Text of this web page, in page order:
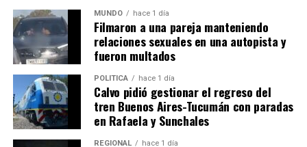
MUNDO hace 1 día
Filmaron a una pareja manteniendo
relaciones sexuales en una autopista y
fueron multados
POLITICA hace 1 día
Calvo pidió gestionar el regreso del
tren Buenos Aires-Tucumán con paradas
en Rafaela y Sunchales
REGIONAL hace 1 día